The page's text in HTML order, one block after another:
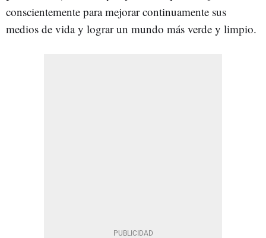
conscientemente para mejorar continuamente sus
medios de vida y lograr un mundo más verde y limpio.